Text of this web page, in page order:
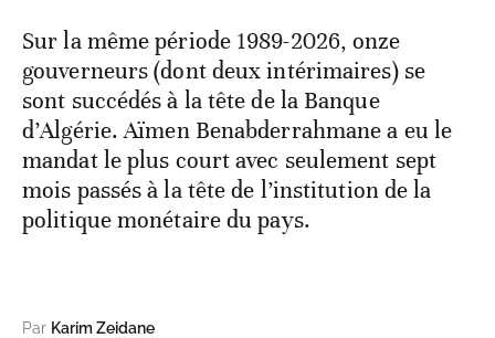
Sur la même période 1989-2026, onze
gouverneurs (dont deux intérimaires) se
sont succédés à la tête de la Banque
d’Algérie. Aïmen Benabderrahmane a eu le
mandat le plus court avec seulement sept
mois passés à la tête de l’institution de la
politique monétaire du pays.
Par Karim Zeidane